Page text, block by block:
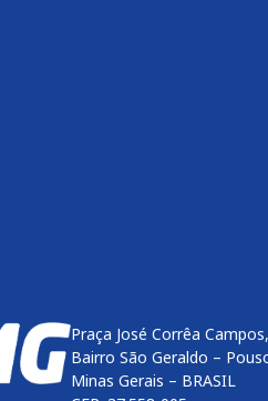
Praça José Corrêa
Bairro São Geraldo –
Minas Gerais – BRASIL